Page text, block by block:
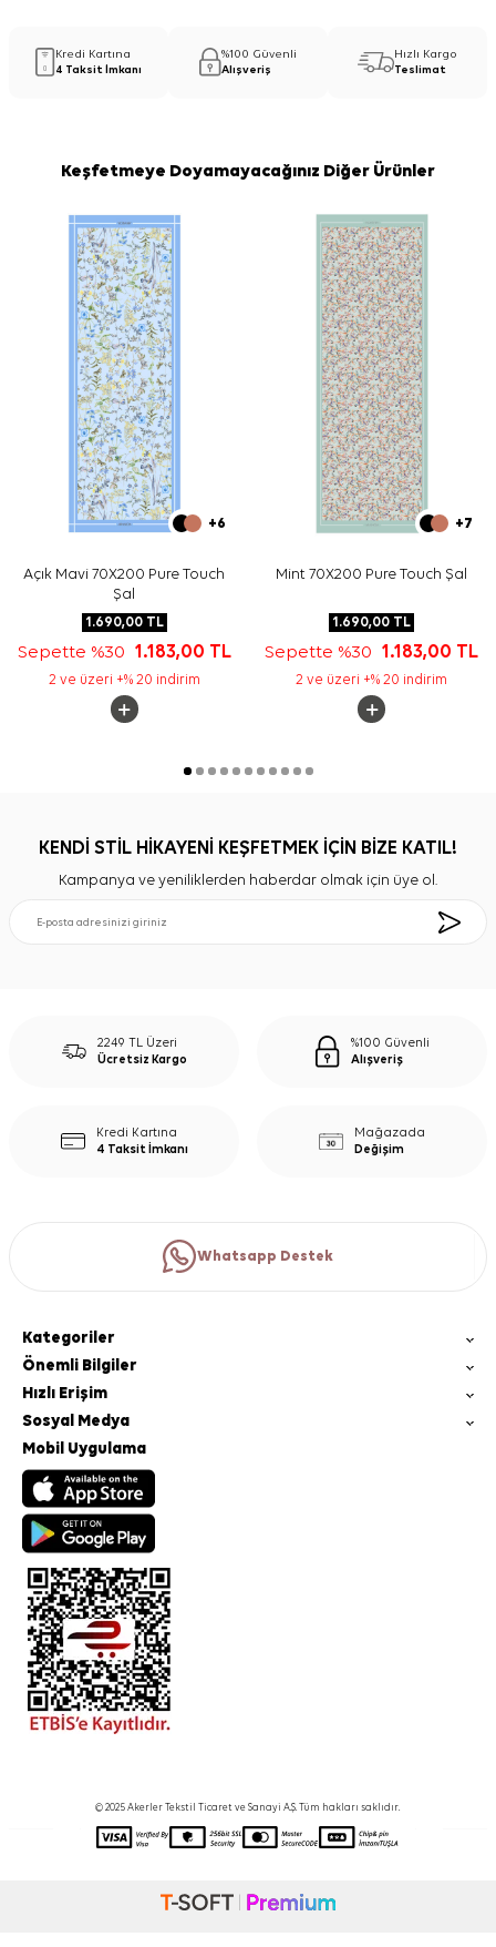
Kredi Kartına
4 Taksit İmkanı
%100 Güvenli
Alışveriş
Hızlı Kargo
Teslimat
Keşfetmeye Doyamayacağınız Diğer Ürünler
+6
Açık Mavi 70X200 Pure Touch
Şal
1.690,00TL
Sepette %30 1.183,00 TL
2 ve üzeri +% 20 indirim
+7
Mint 70X200 Pure Touch Şal
1.690,00 TL
Sepette %30 1.183,00 TL
2 ve üzeri +% 20 indirim
KENDİ STİL HİKAYENİ KEŞFETMEK İÇİN BİZE KATIL!
Kampanya ve yeniliklerden haberdar olmak için üye ol.
2249 TL Üzeri
Ücretsiz Kargo
%100 Güvenli
Alışveriş
Kredi Kartına
4 Taksit İmkanı
Mağazada
Değişim
Whatsapp Destek
Kategoriler
Önemli Bilgiler
Hızlı Erişim
Sosyal Medya
Mobil Uygulama
© 2025 Akerler Tekstil Ticaret ve Sanayi A.Ş. Tüm hakları saklıdır.